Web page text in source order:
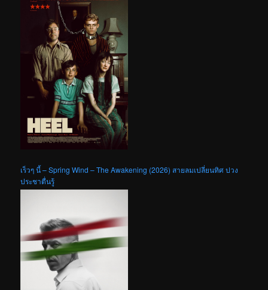
เร็วๆ นี้ – Spring Wind – The Awakening (2026) สายลมเปลี่ยนทิศ ปวง
ประชาตื่นรู้